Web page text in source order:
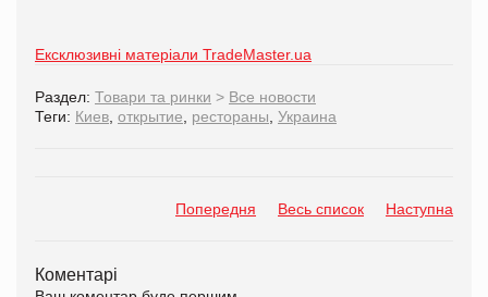
Ексклюзивні матеріали TradeMaster.ua
Раздел: Товари та ринки > Все новости
Теги: Киев открытие рестораны Украина
Попередня Весь список Наступна
Коментарі